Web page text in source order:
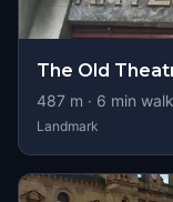
The Old
487 m · 6 min walk
Landmark